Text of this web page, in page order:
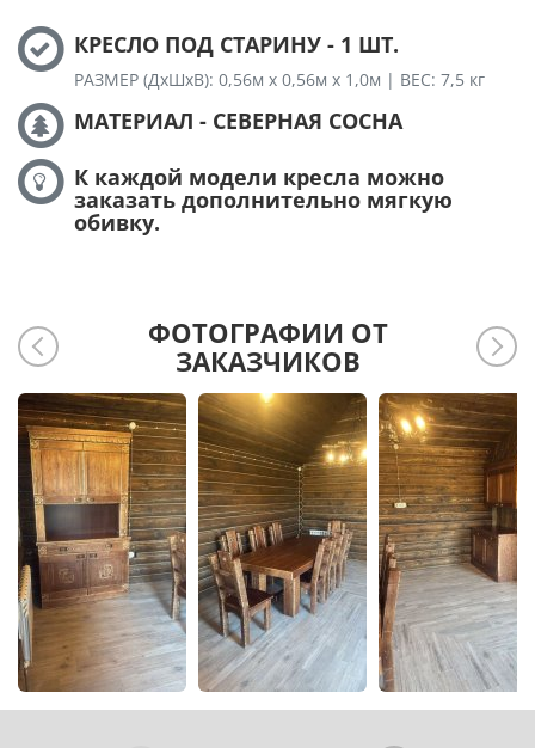
КРЕСЛО ПОД СТАРИНУ - 1 ШТ.
РАЗМЕР (ДхШхВ): 0,56м х 0,56м х 1,0м | ВЕС: 7,5 кг
МАТЕРИАЛ - СЕВЕРНАЯ СОСНА
К каждой модели кресла можно
заказать дополнительно мягкую
обивку.
ФОТОГРАФИИ ОТ
ЗАКАЗЧИКОВ